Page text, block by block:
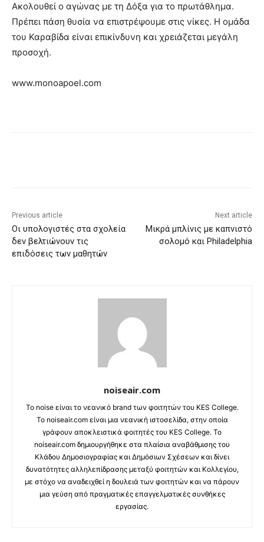
Ακολουθεί ο αγώνας με τη Δόξα για το πρωτάθλημα.
Πρέπει πάση θυσία να επιστρέψουμε στις νίκες. Η ομάδα
του Καραβίδα είναι επικίνδυνη και χρειάζεται μεγάλη
προσοχή.
www.monoapoel.com
Previous article
Οι υπολογιστές στα σχολεία
δεν βελτιώνουν τις
επιδόσεις των μαθητών
Next article
Μικρά μπλίνις με καπνιστό
σολομό και Philadelphia
noiseair.com
Το noise είναι το νεανικό brand των φοιτητών του KES College.
Το noiseair.com είναι μια νεανική ιστοσελίδα, στην οποία
γράφουν αποκλειστικά φοιτητές του KES College. Το
noiseair.com δημιουργήθηκε στα πλαίσια αναβάθμισης του
Κλάδου Δημοσιογραφίας και Δημόσιων Σχέσεων και δίνει
δυνατότητες αλληλεπίδρασης μεταξύ φοιτητών και Κολλεγίου,
με στόχο να αναδειχθεί η δουλειά των φοιτητών και να πάρουν
μια γεύση από πραγματικές επαγγελματικές συνθήκες
εργασίας.